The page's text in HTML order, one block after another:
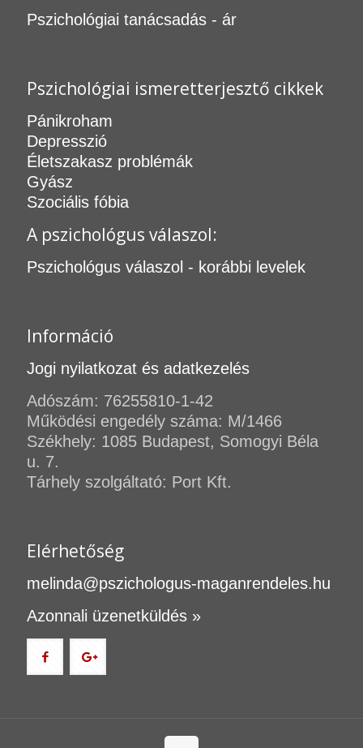
Pszichológiai tanácsadás - ár
Pszichológiai ismeretterjesztő cikkek
Pánikroham
Depresszió
Életszakasz problémák
Gyász
Szociális fóbia
A pszichológus válaszol:
Pszichológus válaszol - korábbi levelek
Információ
Jogi nyilatkozat és adatkezelés
Adószám: 76255810-1-42
Működési engedély száma: M/1466
Székhely: 1085 Budapest, Somogyi Béla
u. 7.
Tárhely szolgáltató: Port Kft.
Elérhetőség
melinda@pszichologus-maganrendeles.hu
Azonnali üzenetküldés »